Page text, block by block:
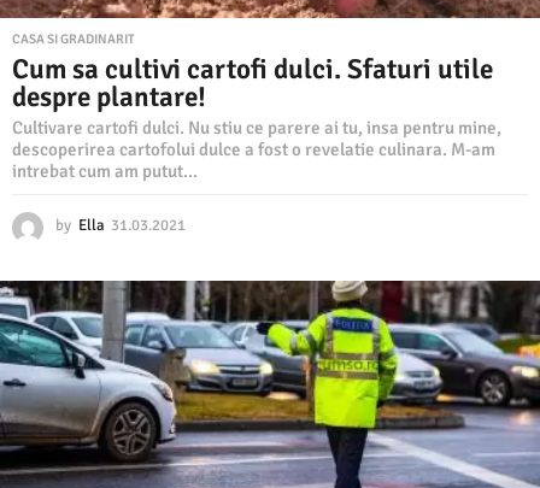
CASA SI GRADINARIT
Cum sa cultivi cartofi dulci. Sfaturi utile
despre plantare!
Cultivare cartofi dulci. Nu stiu ce parere ai tu, insa pentru mine,
descoperirea cartofolui dulce a fost o revelatie culinara. M-am
intrebat cum am putut...
by Ella 31.03.2021
0
3
2
0
2
1